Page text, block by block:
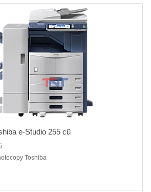
e-Studio 255 cũ
Toshiba
e-Studio 305 cũ- Chức năng: Copy + In mạng
nạp và đảo 2 mặt bản gốc tự động (ARDF)- Bộ
động (Duplex)-Tốc độ: 30 bản/phút. Khổ giấy
giấy vào : 2 khay x 500 tờ- Khay giấy..